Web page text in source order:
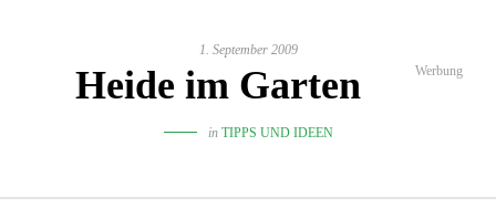
1. September 2009
Heide im Garten Werbung
in TIPPS UND IDEEN